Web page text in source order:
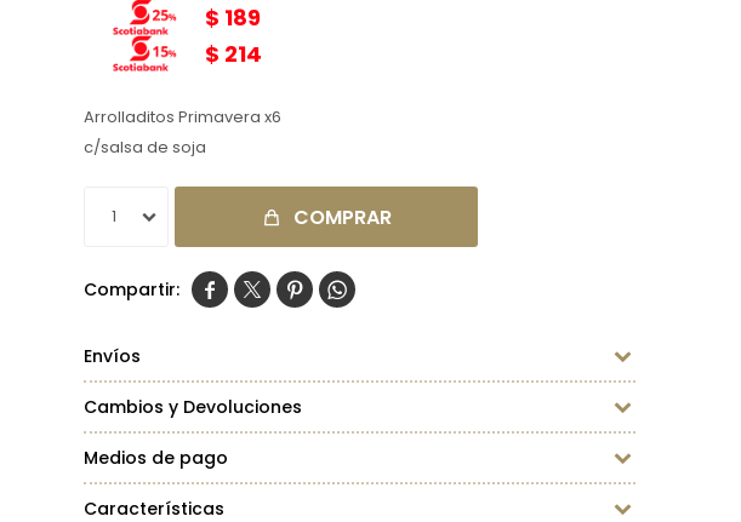
$ 189
$ 214
Arrolladitos Primavera x6
c/salsa de soja
1 COMPRAR
   
Envíos
Cambios y Devoluciones
Medios de pago
Características